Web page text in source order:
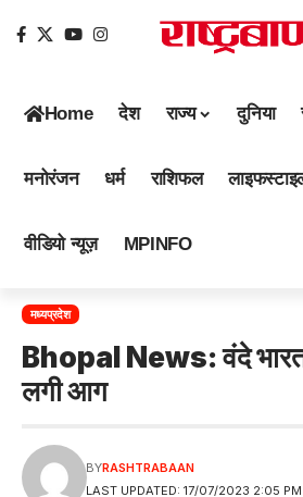
Home देश राज्य दुनिया
मनोरंजन धर्म राशिफल
वीडियो न्यूज़ MPINFO
मध्यप्रदेश
Bhopal News: वंदे
लगी आग
LAST UPDATED: 17/07/2023 2:05 PM
BYRASHTRABAAN